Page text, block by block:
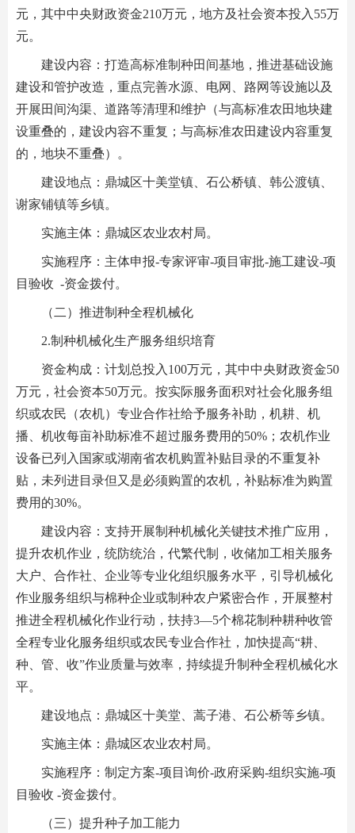
元，其中中央财政资金210万元，地方及社会资本投入55万
元。
建设内容：打造高标准制种田间基地，推进基础设施
建设和管护改造，重点完善水源、电网、路网等设施以及
开展田间沟渠、道路等清理和维护（与高标准农田地块建
设重叠的，建设内容不重复；与高标准农田建设内容重复
的，地块不重叠）。
建设地点：鼎城区十美堂镇、石公桥镇、韩公渡镇、
谢家铺镇等乡镇。
实施主体：鼎城区农业农村局。
实施程序：主体申报-专家评审-项目审批-施工建设-项
目验收 -资金拨付。
（二）推进制种全程机械化
2.制种机械化生产服务组织培育
资金构成：计划总投入100万元，其中中央财政资金50
万元，社会资本50万元。按实际服务面积对社会化服务组
织或农民（农机）专业合作社给予服务补助，机耕、机
播、机收每亩补助标准不超过服务费用的50%；农机作业
设备已列入国家或湖南省农机购置补贴目录的不重复补
贴，未列进目录但又是必须购置的农机，补贴标准为购置
费用的30%。
建设内容：支持开展制种机械化关键技术推广应用，
提升农机作业，统防统治，代繁代制，收储加工相关服务
大户、合作社、企业等专业化组织服务水平，引导机械化
作业服务组织与棉种企业或制种农户紧密合作，开展整村
推进全程机械化作业行动，扶持3—5个棉花制种耕种收管
全程专业化服务组织或农民专业合作社，加快提高“耕、
种、管、收”作业质量与效率，持续提升制种全程机械化水
平。
建设地点：鼎城区十美堂、蒿子港、石公桥等乡镇。
实施主体：鼎城区农业农村局。
实施程序：制定方案-项目询价-政府采购-组织实施-项
目验收 -资金拨付。
（三）提升种子加工能力